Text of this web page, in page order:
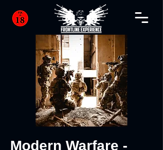
Modern Warfare -